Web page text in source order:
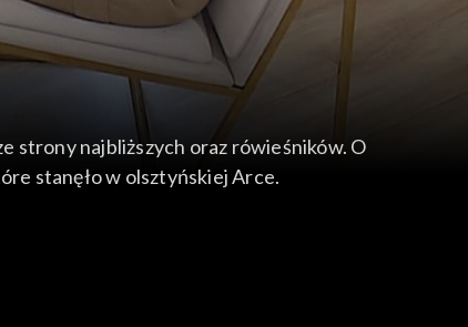
strony najbliższych oraz rówieśników. O
stanęło w olsztyńskiej Arce.